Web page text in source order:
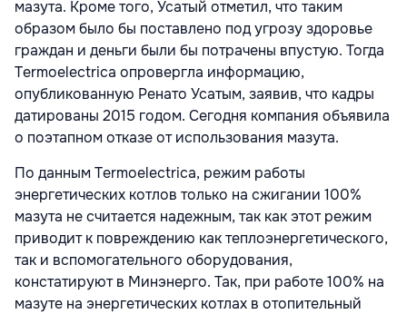
мазута. Кроме того, Усатый отметил, что таким
образом было бы поставлено под угрозу здоровье
граждан и деньги были бы потрачены впустую. Тогда
Termoelectrica опровергла информацию,
опубликованную Ренато Усатым, заявив, что кадры
датированы 2015 годом. Сегодня компания объявила
о поэтапном отказе от использования мазута.
По данным Termoelectrica, режим работы
энергетических котлов только на сжигании 100%
мазута не считается надежным, так как этот режим
приводит к повреждению как теплоэнергетического,
так и вспомогательного оборудования,
констатируют в Минэнерго. Так, при работе 100% на
мазуте на энергетических котлах в отопительный